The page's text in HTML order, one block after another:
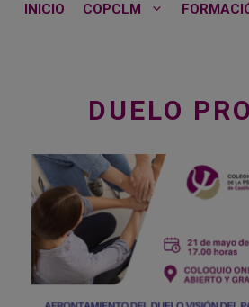
INICIO COPCLM
DUELO